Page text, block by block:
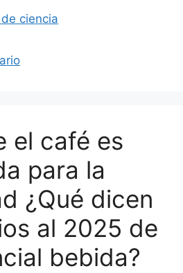
ciencia
el café es
para la
¿Qué dicen
al 2025 de
bebida?